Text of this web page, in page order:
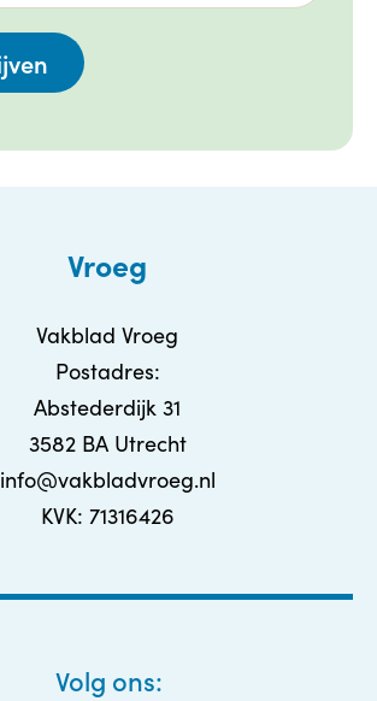
Vroeg
Vakblad Vroeg
Postadres:
Abstederdijk 31
3582 BA Utrecht
info@vakbladvroeg.nl
KVK: 71316426
Volg ons: